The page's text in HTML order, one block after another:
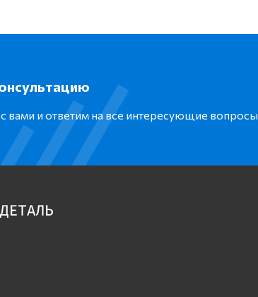
вами и ответим на все интересующие вопросы